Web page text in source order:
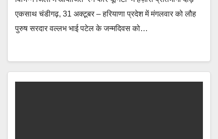
एकसाथ चंडीगढ़, 31 अक्टूबर – हरियाणा प्रदेश में मंगलवार को लौह
पुरुष सरदार वल्लभ भाई पटेल के जन्मदिवस को…